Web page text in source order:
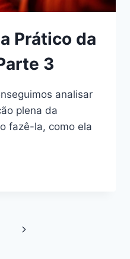
Prático da
3
analisar
plena da
fazê-la, como ela
Página